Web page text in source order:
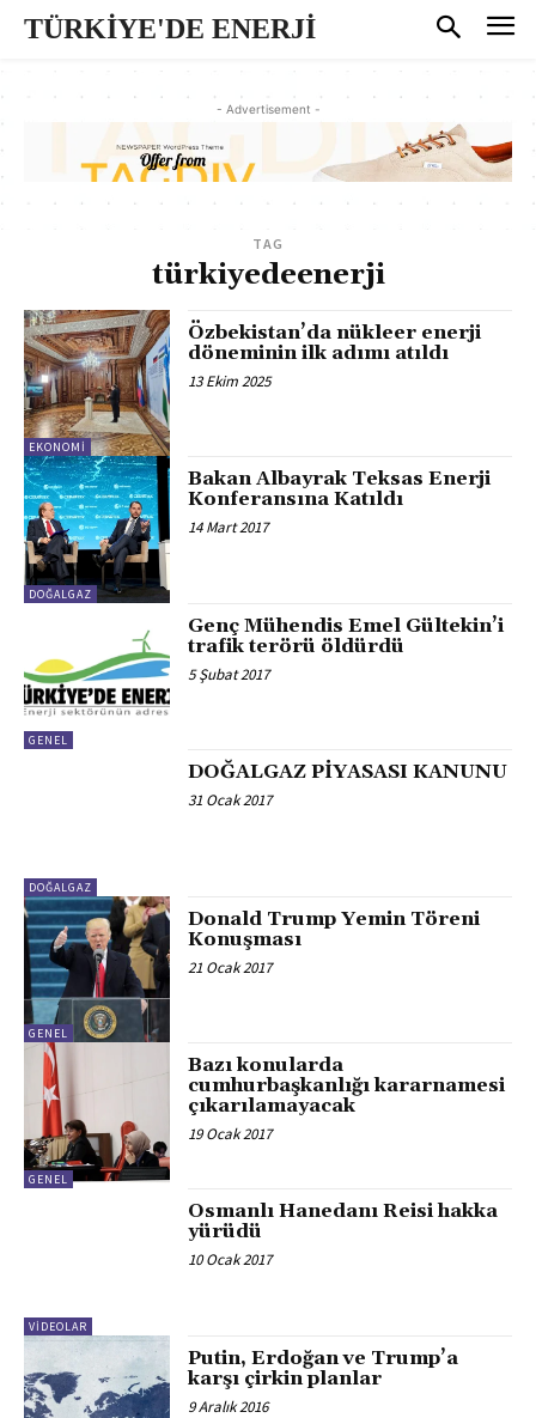
TÜRKİYE'DE ENERJİ
- Advertisement -
TAG
türkiyedeenerji
EKONOMI
Özbekistan’da nükleer enerji
döneminin ilk adımı atıldı
13 Ekim 2025
DOĞALGAZ
Bakan Albayrak Teksas Enerji
Konferansına Katıldı
14 Mart 2017
GENEL
Genç Mühendis Emel Gültekin’i
trafik terörü öldürdü
5 Şubat 2017
DOĞALGAZ
DOĞALGAZ PİYASASI KANUNU
31 Ocak 2017
GENEL
Donald Trump Yemin Töreni
Konuşması
21 Ocak 2017
GENEL
Bazı konularda
cumhurbaşkanlığı kararnamesi
çıkarılamayacak
19 Ocak 2017
VİDEOLAR
Osmanlı Hanedanı Reisi hakka
yürüdü
10 Ocak 2017
Putin, Erdoğan ve Trump’a
karşı çirkin planlar
9 Aralık 2016